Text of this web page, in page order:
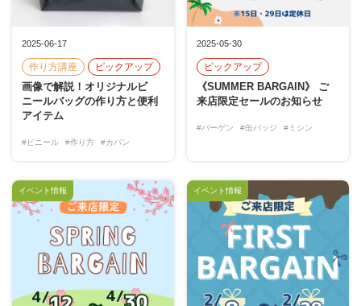
2025-06-17
作り方講座 ピックアップ
画像で解説！オリジナルビ
ニールバッグの作り方と便利
アイテム
#ビニール #作り方 #カバン
2025-05-30
ピックアップ
《SUMMER BARGAIN》 ご
来店限定セールのお知らせ
#バーゲン #缶バッジ #ミシン
イベント情報 イベント情報